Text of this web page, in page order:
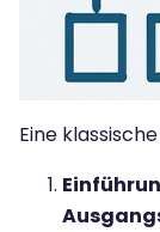
Eine